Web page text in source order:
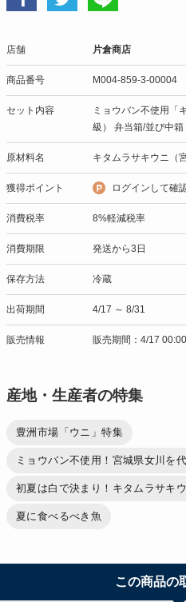
店舗 片倉商店
商品番号 M004-859-3-00004
セット内容
ミョウバン不使用「
級） 弁当箱/並び中
原材料名 キタムラサキウニ（
獲得ポイント ログインして確
消費税率 8%軽減税率
消費期限 発送から3日
保存方法 冷蔵
出荷期間 4/17 ～ 8/31
販売情報 販売期間：4/17
産地・生産者の特集
豊洲市場「ウニ」特集
ミョウバン不使用！宮城県女川を
初夏は白で決まり！キタムラサキ
夏に食べるべき魚
この商品の